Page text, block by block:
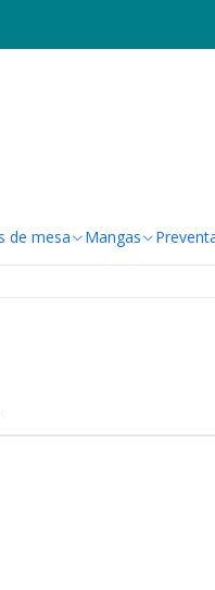
de mesa Mangas